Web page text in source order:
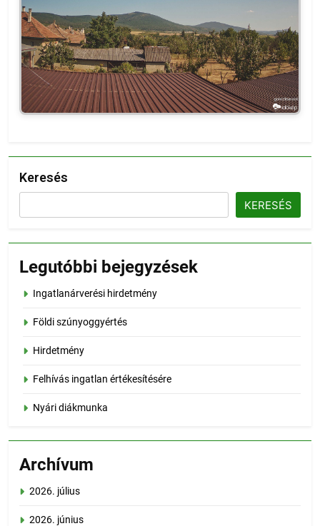
Keresés
KERESÉS
Legutóbbi bejegyzések
Ingatlanárverési hirdetmény
Földi szúnyoggyértés
Hirdetmény
Felhívás ingatlan értékesítésére
Nyári diákmunka
Archívum
2026. július
2026. június